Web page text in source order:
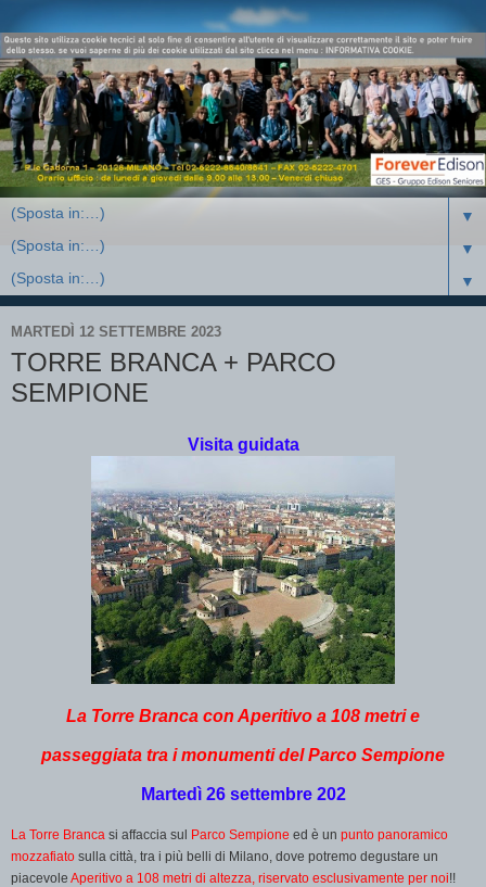
▼
▼
▼
MARTEDÌ 12 SETTEMBRE 2023
TORRE BRANCA + PARCO
SEMPIONE
Visita guidata
La Torre Branca con Aperitivo a 108 metri e
passeggiata tra i monumenti del Parco Sempione
Martedì 26 settembre 202
La Torre Branca si affaccia sul Parco Sempione ed è un punto panoramico
mozzafiato sulla città, tra i più belli di Milano, dove potremo degustare un
piacevole Aperitivo a 108 metri di altezza, riservato esclusivamente per noi!!